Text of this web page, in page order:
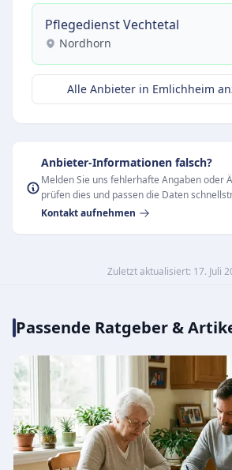
Pflegedienst Vechtetal
Nordhorn
Alle Anbieter in Emlichheim
Anbieter-Informationen falsch?
Melden Sie uns fehlerhafte Angaben oder
prüfen dies und passen die Daten
Kontakt aufnehmen
Zuletzt aktualisiert: 17. Juli
Passende Ratgeber &